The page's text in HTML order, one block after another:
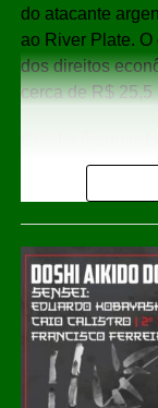
do atacante
ao River Plate.
dos direitos
cerca de R$ 25,5
exames
Segundo
dezembro de
O acordo prevê
os outros 50%
mais US$ 5
porém, está
estabelecidas